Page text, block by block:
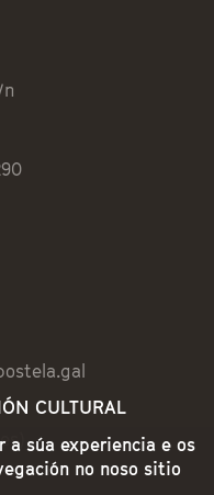
CULTURAL
a súa experiencia e os
no noso sitio